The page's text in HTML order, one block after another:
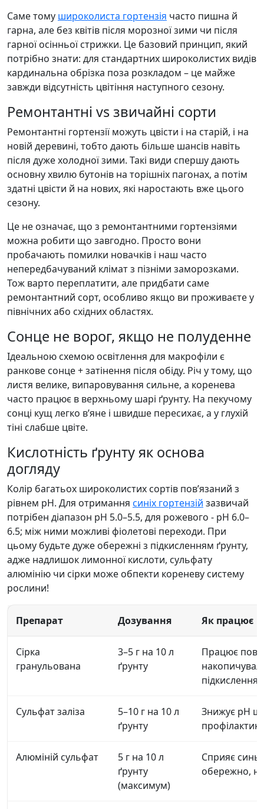
Саме тому широколиста гортензія часто пишна й
гарна, але без квітів після морозної зими чи після
гарної осінньої стрижки. Це базовий принцип, який
потрібно знати: для стандартних широколистих видів
кардинальна обрізка поза розкладом – це майже
завжди відсутність цвітіння наступного сезону.
Ремонтантні vs звичайні сорти
Ремонтантні гортензії можуть цвісти і на старій, і на
новій деревині, тобто дають більше шансів навіть
після дуже холодної зими. Такі види спершу дають
основну хвилю бутонів на торішніх пагонах, а потім
здатні цвісти й на нових, які наростають вже цього
сезону.
Це не означає, що з ремонтантними гортензіями
можна робити що завгодно. Просто вони
пробачають помилки новачків і наш часто
непередбачуваний клімат з пізніми заморозками.
Тож варто переплатити, але придбати саме
ремонтантний сорт, особливо якщо ви проживаєте у
північних або східних областях.
Сонце не ворог, якщо не полуденне
Ідеальною схемою освітлення для макрофіли є
ранкове сонце + затінення після обіду. Річ у тому, що
листя велике, випаровування сильне, а коренева
часто працює в верхньому шарі ґрунту. На пекучому
сонці кущ легко в’яне і швидше пересихає, а у глухій
тіні слабше цвіте.
Кислотність ґрунту як основа
догляду
Колір багатьох широколистих сортів пов’язаний з
рівнем pH. Для отримання синіх гортензій зазвичай
потрібен діапазон pH 5.0–5.5, для рожевого - pH 6.0–
6.5; між ними можливі фіолетові переходи. При
цьому будьте дуже обережні з підкисленням ґрунту,
адже надлишок лимонної кислоти, сульфату
алюмінію чи сірки може обпекти кореневу систему
рослини!
Препарат Дозування Як працює
Сірка
гранульована
3–5 г на 10 л
ґрунту
Працює
підкислення
Сульфат заліза
5–10 г на 10 л
ґрунту
Знижує pH
Алюміній сульфат
5 г на 10 л
ґрунту
(максимум)
Сприяє
обережно,